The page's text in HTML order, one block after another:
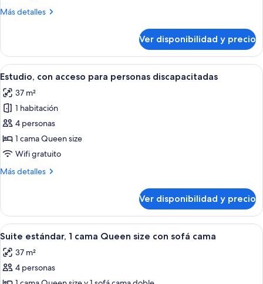
Queen
sofá
cama
Más detalles
Más
1
cama
Queen
con
sofá
cama
Ver disponibilidad y precio
Ver
todas
las
fotos
de
Estudio,
con
para
Un baño moderno con lavamanos,
15
Estudio, con acceso para personas discapacitadas
37 m²
1 habitación
4 personas
1 cama Queen size
Wifi gratuito
Más detalles
Más
con
acceso
para
discapacitadas
Ver disponibilidad y precio
Ver
todas
las
fotos
Una habitación de hotel moderna
16
Suite estándar, 1 cama Queen size con sofá cama
37 m²
4 personas